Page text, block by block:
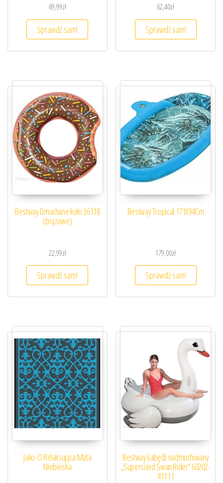
69,99zł
Sprawdź sam!
62,40zł
Sprawdź sam!
Bestway Dmuchane koło 36118
(brązowe)
22,99zł
Sprawdź sam!
Bestway Tropical 171X94Cm
179,00zł
Sprawdź sam!
Jako-O Relaksująca Mata
Niebieska
Bestway Łabędź nadmuchiwany
„Supersized Swan Rider” 60202-
41111